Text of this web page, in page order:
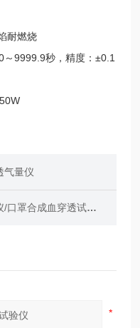
耐燃烧
9999.9秒，精度：±0.1
气量仪
罩合成血穿透试验仪